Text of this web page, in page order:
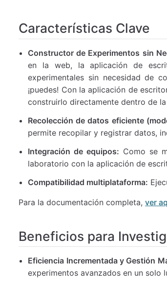
Características Clave
Constructor de Experimentos sin
en la web, la aplicación de
experimentales sin necesidad de
¡puedes! Con la aplicación de
construirlo directamente dentro de
Recolección de datos eficiente
permite recopilar y registrar datos,
Integración de equipos: Como se
laboratorio con la aplicación de
Compatibilidad multiplataforma:
Para la documentación completa, ver
Beneficios para
Eficiencia Incrementada y Gestión
experimentos avanzados en un solo